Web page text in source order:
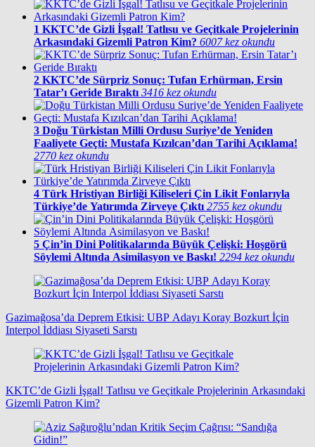
1 KKTC’de Gizli İşgal! Tatlısu ve Geçitkale Projelerinin
Arkasındaki Gizemli Patron Kim? 6007 kez okundu
2 KKTC’de Sürpriz Sonuç: Tufan Erhürman, Ersin
Tatar’ı Geride Bıraktı 3416 kez okundu
3 Doğu Türkistan Milli Ordusu Suriye’de Yeniden
Faaliyete Geçti: Mustafa Kızılcan’dan Tarihi Açıklama!
2770 kez okundu
4 Türk Hristiyan Birliği Kiliseleri Çin Likit Fonlarıyla
Türkiye’de Yatırımda Zirveye Çıktı 2755 kez okundu
5 Çin’in Dini Politikalarında Büyük Çelişki: Hoşgörü
Söylemi Altında Asimilasyon ve Baskı! 2294 kez okundu
Gazimağosa’da Deprem Etkisi: UBP Adayı Koray Bozkurt İçin
Interpol İddiası Siyaseti Sarstı
KKTC’de Gizli İşgal! Tatlısu ve Geçitkale Projelerinin Arkasındaki
Gizemli Patron Kim?